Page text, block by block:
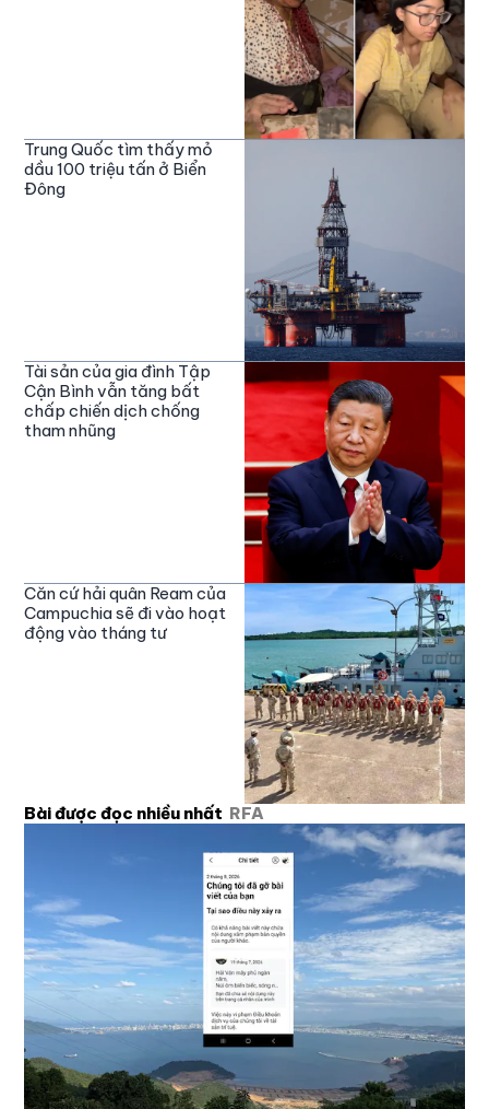
Trung Quốc tìm thấy mỏ
dầu 100 triệu tấn ở Biển
Đông
Tài sản của gia đình Tập
Cận Bình vẫn tăng bất
chấp chiến dịch chống
tham nhũng
Căn cứ hải quân Ream của
Campuchia sẽ đi vào hoạt
động vào tháng tư
Bài được đọc nhiều nhất RFA